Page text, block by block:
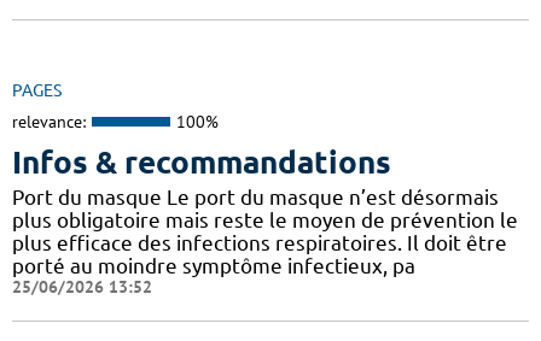
PAGES
relevance: 100%
Infos & recommandations
Port du masque Le port du masque n’est désormais
plus obligatoire mais reste le moyen de prévention le
plus efficace des infections respiratoires. Il doit être
porté au moindre symptôme infectieux, pa
25/06/2026 13:52